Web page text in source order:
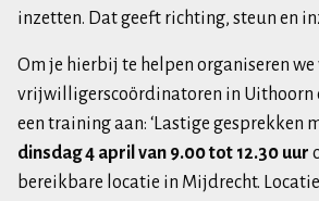
inzetten. Dat geeft richting, steun en
Om je hierbij te helpen organiseren we
vrijwilligerscoördinatoren in Uithoorn
een training aan: ‘Lastige gesprekken
dinsdag 4 april van 9.00 tot 12.30 uur
bereikbare locatie in Mijdrecht.